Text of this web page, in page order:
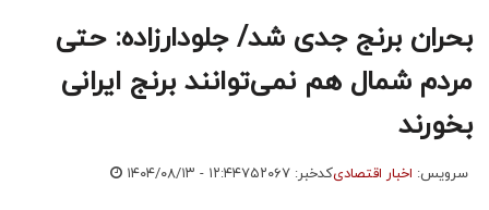
بحران برنج جدی شد/ جلودارزاده: حتی
مردم شمال هم نمی‌توانند برنج ایرانی
بخورند
سرویس: اخبار اقتصادیکدخبر: ۷۵۲۰۶۷ ۱۴۰۴/۰۸/۱۳ - ۱۲:۴۴